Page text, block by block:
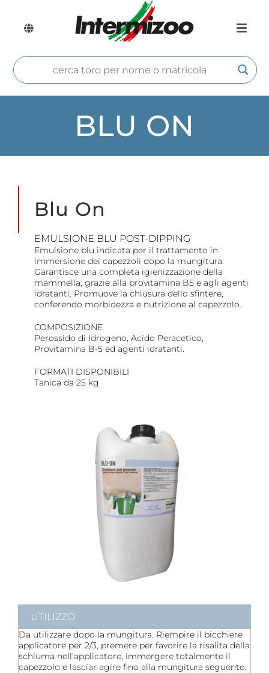
contenuto
Toggle
Tori
Toggle
BLU ON
Blu On
EMULSIONE BLU POST-DIPPING
Emulsione blu indicata per il trattamento in
immersione dei capezzoli dopo la mungitura.
Garantisce una completa igienizzazione della
mammella, grazie alla provitamina B5 e agli agenti
idratanti. Promuove la chiusura dello sfintere,
conferendo morbidezza e nutrizione al capezzolo.
COMPOSIZIONE
Perossido di Idrogeno, Acido Peracetico,
Provitamina B-5 ed agenti idratanti.
FORMATI DISPONIBILI
Tanica da 25 kg
UTILIZZO
Da utilizzare dopo la mungitura. Riempire il bicchiere
applicatore per 2/3, premere per favorire la risalita della
schiuma nell’applicatore, immergere totalmente il
capezzolo e lasciar agire fino alla mungitura seguente.